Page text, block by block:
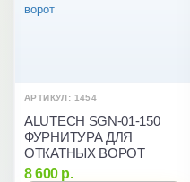
АРТИКУЛ: 1454
ALUTECH SGN-01-150
ФУРНИТУРА ДЛЯ
ОТКАТНЫХ ВОРОТ
8 600 р.